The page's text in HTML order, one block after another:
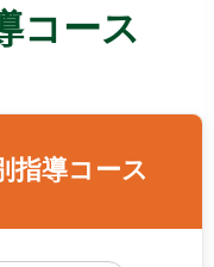
コース
指導コース